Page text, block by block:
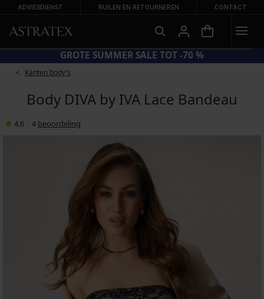
ADVIESDIENST RUILEN EN RETOURNEREN CONTACT
CODE BRA20 = BH'S -20%
Kanten body's
Body DIVA by IVA Lace Bandeau
4,6 4 beoordeling